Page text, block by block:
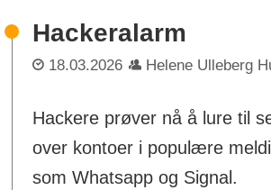
Hackeralarm
18.03.2026 Helene Ulleberg
Hackere prøver nå å lure til
over kontoer i populære
som Whatsapp og Signal.